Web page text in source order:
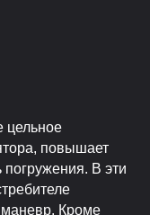
цельное
повышает
погружения. В эти
маневр. Кроме